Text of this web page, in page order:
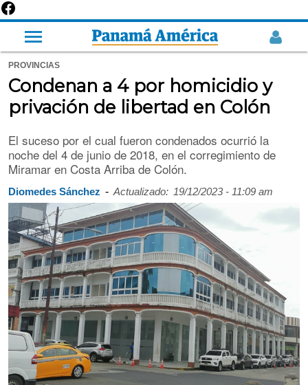
PROVINCIAS
Condenan a 4 por homicidio y
privación de libertad en Colón
El suceso por el cual fueron condenados ocurrió la
noche del 4 de junio de 2018, en el corregimiento de
Miramar en Costa Arriba de Colón.
Diomedes Sánchez - Actualizado: 19/12/2023 - 11:09 am